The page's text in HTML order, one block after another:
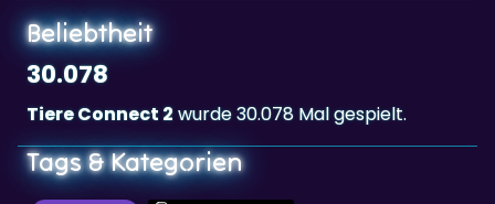
30.078
Tiere Connect 2
Tags & Kategorien
Mahjong Landscape